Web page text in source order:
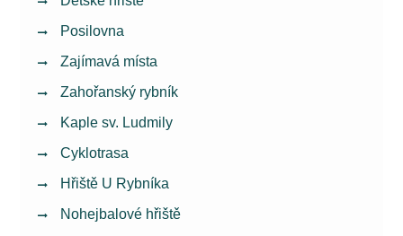
Posilovna
Zajímavá místa
Zahořanský rybník
Kaple sv. Ludmily
Cyklotrasa
Hřiště U Rybníka
Nohejbalové hřiště